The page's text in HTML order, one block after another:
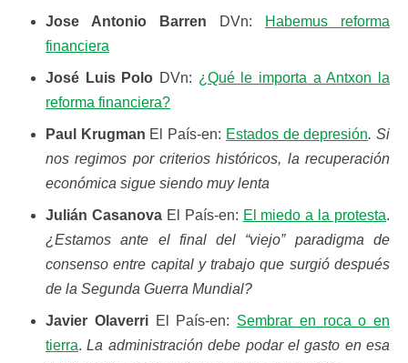
Jose Antonio Barren DVn:
Habemus reforma
financiera
José Luis Polo DVn: ¿Qué le importa a Antxon la
reforma financiera?
Paul Krugman El País-en: Estados de depresión. Si
nos regimos por criterios históricos, la recuperación
económica sigue siendo muy lenta
Julián CasanovaEl País-en: El miedo a la protesta.
¿Estamos ante el final del “viejo” paradigma de
consenso entre capital y trabajo que surgió después
de la Segunda Guerra Mundial?
Javier OlaverriEl País-en: Sembrar en roca o en
tierra.La administración debe podar el gasto en esa